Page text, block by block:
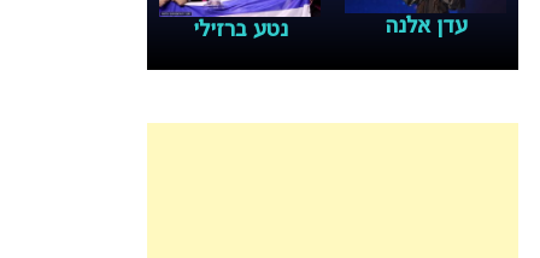
עדן אלנה נטע ברזילי